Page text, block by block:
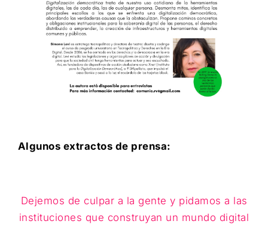
Algunos extractos de prensa:
Dejemos de culpar a la gente y pidamos a las
instituciones que construyan un mundo digital